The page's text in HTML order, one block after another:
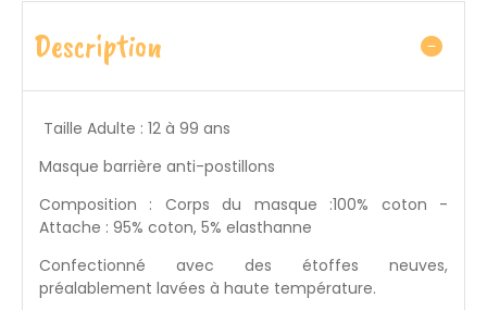
Description
Taille Adulte : 12 à 99 ans
Masque barrière anti-postillons
Composition : Corps du masque :100% coton -
Attache : 95% coton, 5% elasthanne
Confectionné avec des étoffes neuves,
préalablement lavées à haute température.